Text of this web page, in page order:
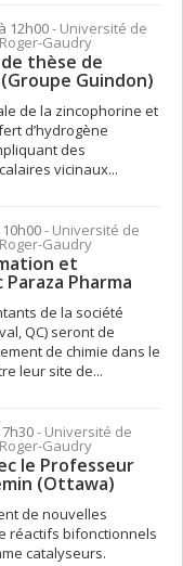
12h00- Université de
Gaudry
thèse de
Guindon)
de la zincophorine et
d’hydrogène
des
vicinaux...
10h00- Université de
Gaudry
et
Pharma
de la société
QC) seront de
de chimie dans le
leur site de...
7h30- Université de
Gaudry
le Professeur
(Ottawa)
de nouvelles
réactifs bifonctionnels
catalyseurs.